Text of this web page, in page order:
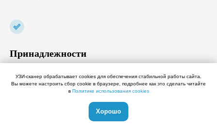
УЗИ-сканер обрабатывает cookies для обеспечения стабильной работы сайта.
Вы можете настроить сбор cookie в браузере, подробнее как это сделать читайте
в Политике использования cookies
Хорошо
Принадлежности
Специальные крючки для кабелей, подогреватель
для геля, регулируемая подставка для монитора